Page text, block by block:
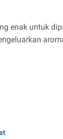
enak untuk